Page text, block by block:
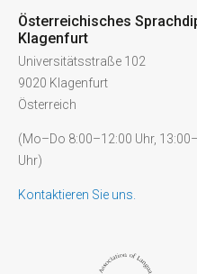
Österreichisches
Klagenfurt
Universitätsstraße 102
9020 Klagenfurt
Österreich
(Mo–Do 8:00–12:00 Uhr,
Uhr)
Kontaktieren Sie uns.